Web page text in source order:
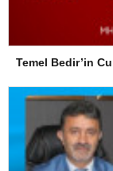
Temel Bedir’in